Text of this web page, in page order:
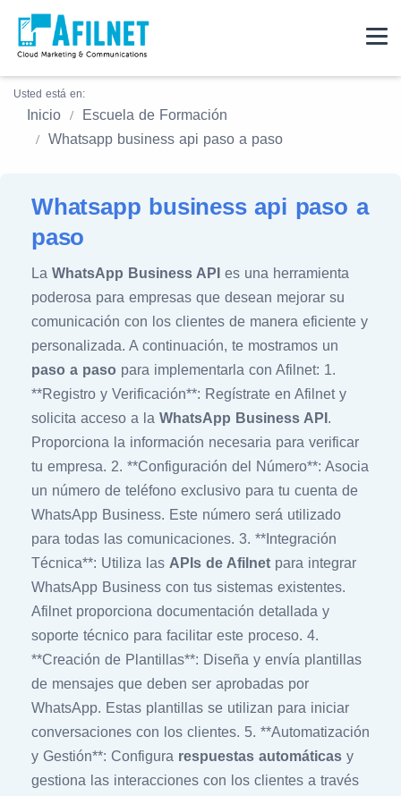
Usted está en:
Inicio
Escuela de Formación
Whatsapp business api paso a paso
Whatsapp business api paso a
paso
La WhatsApp Business API es una herramienta
poderosa para empresas que desean mejorar su
comunicación con los clientes de manera eficiente y
personalizada. A continuación, te mostramos un
paso a paso para implementarla con Afilnet: 1.
**Registro y Verificación**: Regístrate en Afilnet y
solicita acceso a la WhatsApp Business API .
Proporciona la información necesaria para verificar
tu empresa. 2. **Configuración del Número**: Asocia
un número de teléfono exclusivo para tu cuenta de
WhatsApp Business. Este número será utilizado
para todas las comunicaciones. 3. **Integración
Técnica**: Utiliza las APIs de Afilnet para integrar
WhatsApp Business con tus sistemas existentes.
Afilnet proporciona documentación detallada y
soporte técnico para facilitar este proceso. 4.
**Creación de Plantillas**: Diseña y envía plantillas
de mensajes que deben ser aprobadas por
WhatsApp. Estas plantillas se utilizan para iniciar
conversaciones con los clientes. 5. **Automatización
y Gestión**: Configura respuestas automáticas y
gestiona las interacciones con los clientes a través